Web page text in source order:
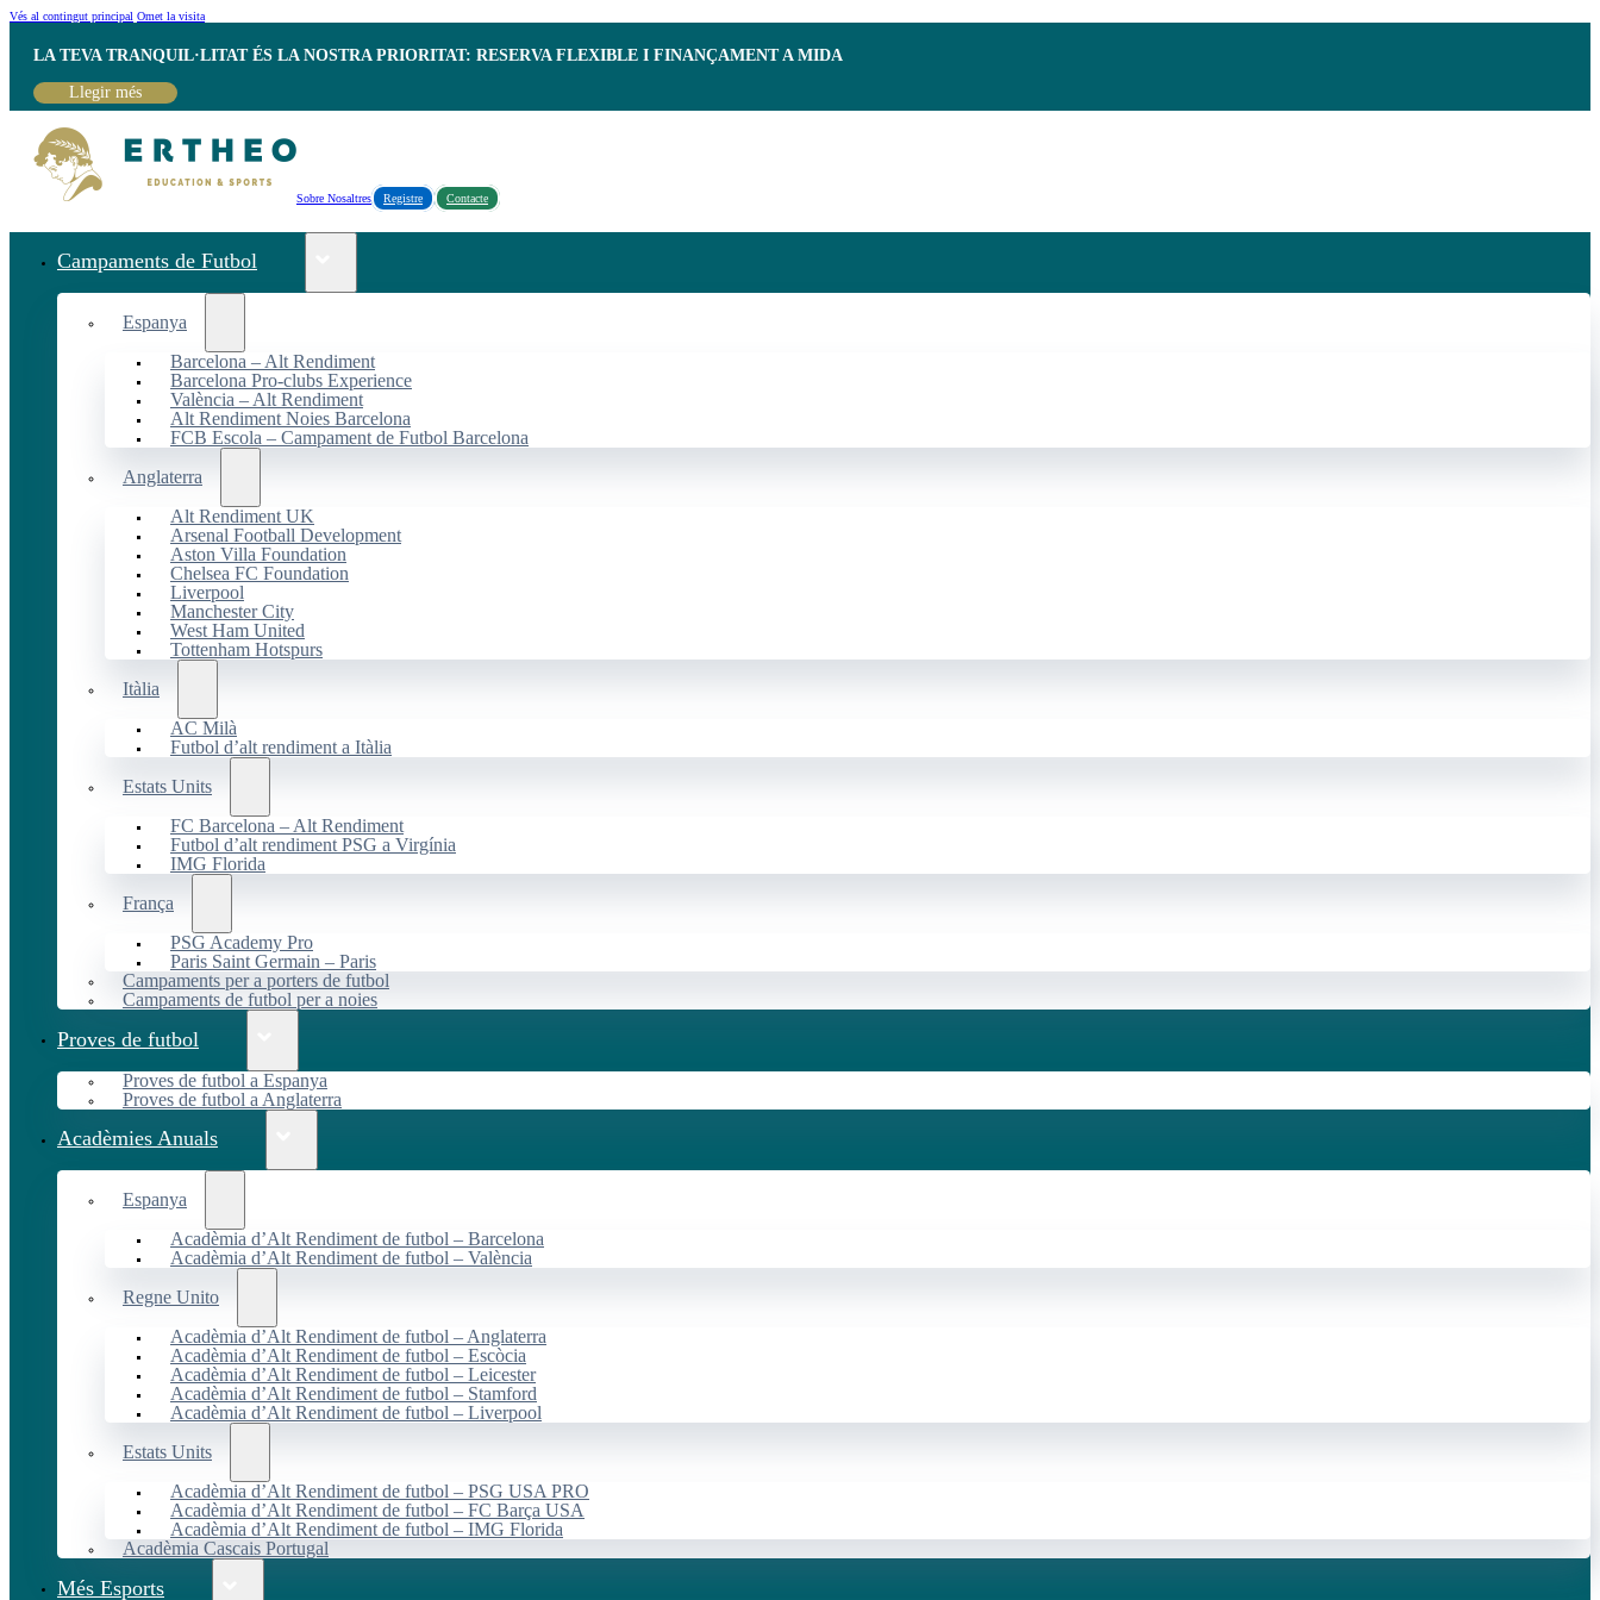
Vés al contingut principal Omet la visita
LA TEVA TRANQUIL·LITAT ÉS LA NOSTRA PRIORITAT: RESERVA FLEXIBLE I FINANÇAMENT A MIDA
Llegir més
Sobre Nosaltres Registre Contacte
Campaments de Futbol
Espanya
Barcelona – Alt Rendiment
Barcelona Pro-clubs Experience
València – Alt Rendiment
Alt Rendiment Noies Barcelona
FCB Escola – Campament de Futbol Barcelona
Anglaterra
Alt Rendiment UK
Arsenal Football Development
Aston Villa Foundation
Chelsea FC Foundation
Liverpool
Manchester City
West Ham United
Tottenham Hotspurs
Itàlia
AC Milà
Futbol d’alt rendiment a Itàlia
Estats Units
FC Barcelona – Alt Rendiment
Futbol d’alt rendiment PSG a Virgínia
IMG Florida
França
PSG Academy Pro
Paris Saint Germain – Paris
Campaments per a porters de futbol
Campaments de futbol per a noies
Proves de futbol
Proves de futbol a Espanya
Proves de futbol a Anglaterra
Acadèmies Anuals
Espanya
Acadèmia d’Alt Rendiment de futbol – Barcelona
Acadèmia d’Alt Rendiment de futbol – València
Regne Unito
Acadèmia d’Alt Rendiment de futbol – Anglaterra
Acadèmia d’Alt Rendiment de futbol – Escòcia
Acadèmia d’Alt Rendiment de futbol – Leicester
Acadèmia d’Alt Rendiment de futbol – Stamford
Acadèmia d’Alt Rendiment de futbol – Liverpool
Estats Units
Acadèmia d’Alt Rendiment de futbol – PSG USA PRO
Acadèmia d’Alt Rendiment de futbol – FC Barça USA
Acadèmia d’Alt Rendiment de futbol – IMG Florida
Acadèmia Cascais Portugal
Més Esports